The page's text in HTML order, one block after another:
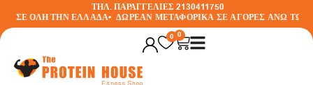
ΤΗΛ. ΠΑΡΑΓΓΕΛΙΕΣ 2130411750
ΣΕ ΟΛΗ ΤΗΝ ΕΛΛΑΔΑ• ΔΩΡΕΑΝ ΜΕΤΑΦΟΡΙΚΑ ΣΕ ΑΓΟΡΕΣ ΑΝΩ ΤΩΝ
0 0